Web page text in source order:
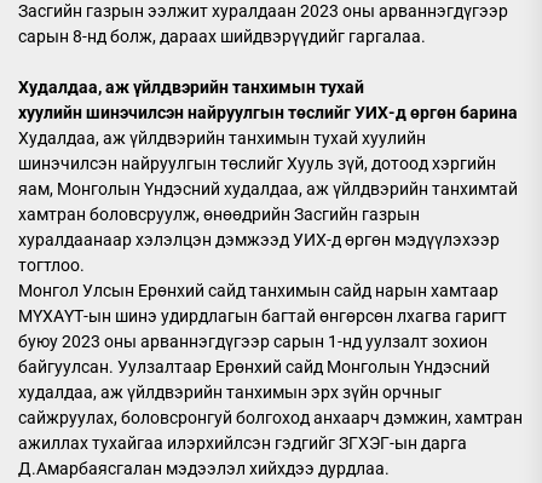
Засгийн газрын ээлжит хуралдаан 2023 оны арваннэгдүгээр
сарын 8-нд болж, дараах шийдвэрүүдийг гаргалаа.
Худалдаа, аж үйлдвэрийн танхимын тухай
хуулийн шинэчилсэн найруулгын төслийг УИХ-д өргөн барина
Худалдаа, аж үйлдвэрийн танхимын тухай хуулийн
шинэчилсэн найруулгын төслийг Хууль зүй, дотоод хэргийн
яам, Монголын Үндэсний худалдаа, аж үйлдвэрийн танхимтай
хамтран боловсруулж, өнөөдрийн Засгийн газрын
хуралдаанаар хэлэлцэн дэмжээд УИХ-д өргөн мэдүүлэхээр
тогтлоо.
Монгол Улсын Ерөнхий сайд танхимын сайд нарын хамтаар
МҮХАҮТ-ын шинэ удирдлагын багтай өнгөрсөн лхагва гаригт
буюу 2023 оны арваннэгдүгээр сарын 1-нд уулзалт зохион
байгуулсан. Уулзалтаар Ерөнхий сайд Монголын Үндэсний
худалдаа, аж үйлдвэрийн танхимын эрх зүйн орчныг
сайжруулах, боловсронгуй болгоход анхаарч дэмжин, хамтран
ажиллах тухайгаа илэрхийлсэн гэдгийг ЗГХЭГ-ын дарга
Д.Амарбаясгалан мэдээлэл хийхдээ дурдлаа.